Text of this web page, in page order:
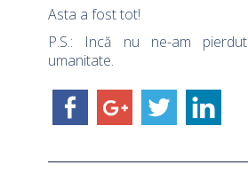
Asta a fost tot!
P.S.: Incă nu ne-am
umanitate.